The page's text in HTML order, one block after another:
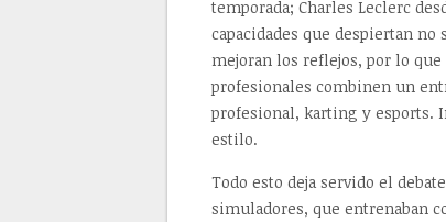
temporada; Charles Leclerc
capacidades que despiertan
mejoran los reflejos, por lo
profesionales combinen un
profesional, karting y esports.
estilo.
Todo esto deja servido el
simuladores, que entrenaban